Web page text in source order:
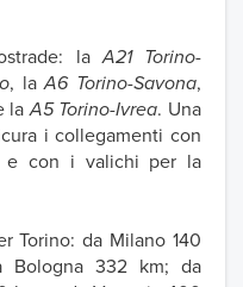
laA21 Torino-
, laA6 Torino-Savona,
laA5 Torino-Ivrea. Una
i collegamenti con
e con i valichi per la
Torino: da Milano 140
Bologna 332 km; da